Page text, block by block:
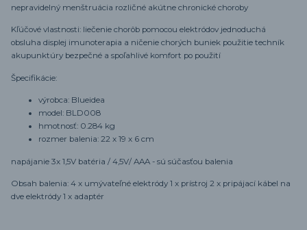
nepravidelný menštruácia rozličné akútne chronické choroby
Kľúčové vlastnosti: liečenie chorôb pomocou elektródov jednoduchá
obsluha displej imunoterapia a ničenie chorých buniek použitie techník
akupunktúry bezpečné a spoľahlivé komfort po použití
Špecifikácie:
výrobca: Blueidea
model: BLD008
hmotnosť: 0.284 kg
rozmer balenia: 22 x 19 x 6 cm
napájanie 3x 1,5V batéria / 4,5V/ AAA - sú súčasťou balenia
Obsah balenia: 4 x umývateľné elektródy 1 x prístroj 2 x pripájací kábel na
dve elektródy 1 x adaptér